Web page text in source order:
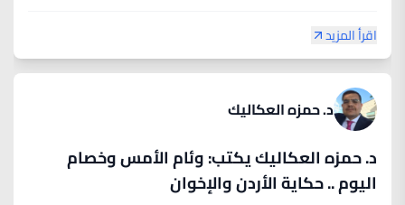
اقرأ المزيد
د. حمزه العكاليك
د. حمزه العكاليك يكتب: وئام الأمس وخصام
اليوم .. حكاية الأردن والإخوان